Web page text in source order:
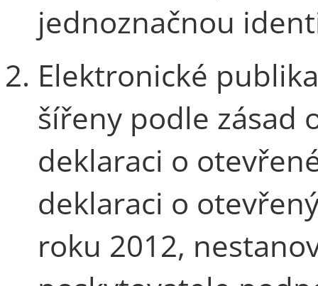
jednoznačnou
Elektronické
šířeny podle zásad
deklaraci o
deklaraci o
roku 2012,